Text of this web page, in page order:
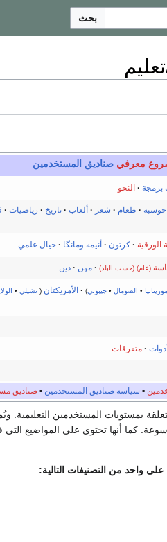
بحث
معرفي صناديق المستخدمين
برمجة · النحو
حوسبة · طعام · شعر · ألعاب · تاريخ · رياضيات ·
الورقية · كرتون · أنيمه ومانگا · خيال علمي
(عام) (حسب البلد) · مهن · دين
موريتانيا • الصومال • جيبوتي)
· الأمريكتان (تشيلي •
· متفرقات
• سياسة صناديق المستخدمين •صناديق
بمستويات المستخدمين التعليمية.
كما أنها تحتوي على المواضيع
واحد من التصنيفات التالية: